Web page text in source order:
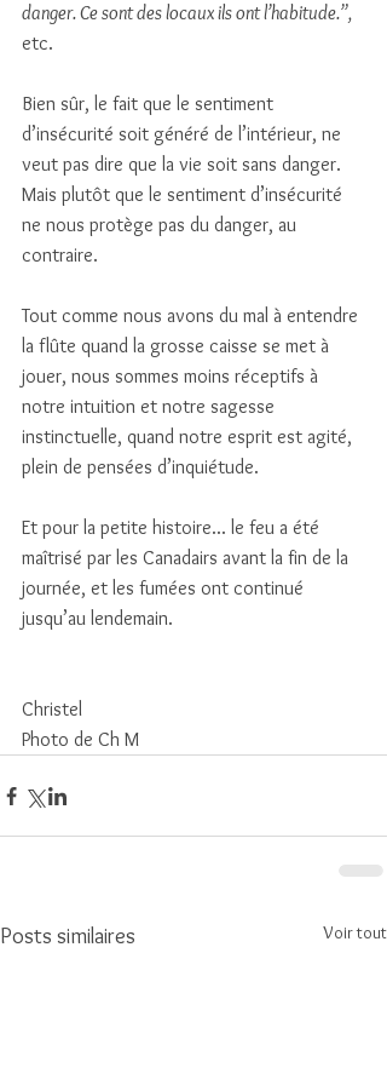
danger. Ce sont des locaux ils ont l’habitude.”,
etc.
Bien sûr, le fait que le sentiment
d’insécurité soit généré de l’intérieur, ne
veut pas dire que la vie soit sans danger.
Mais plutôt que le sentiment d’insécurité
ne nous protège pas du danger, au
contraire.
Tout comme nous avons du mal à entendre
la flûte quand la grosse caisse se met à
jouer, nous sommes moins réceptifs à
notre intuition et notre sagesse
instinctuelle, quand notre esprit est agité,
plein de pensées d’inquiétude.
Et pour la petite histoire... le feu a été
maîtrisé par les Canadairs avant la fin de la
journée, et les fumées ont continué
jusqu’au lendemain.
Christel
Photo de Ch M
Posts similaires Voir tout